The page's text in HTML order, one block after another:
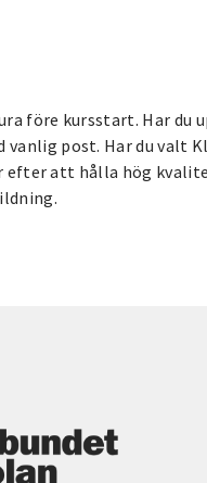
före kursstart. Har du
vanlig post. Har du valt
att hålla hög